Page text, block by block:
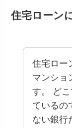
住宅ローン
住宅ロー
マンショ
す。 ど
ているの
ない銀行